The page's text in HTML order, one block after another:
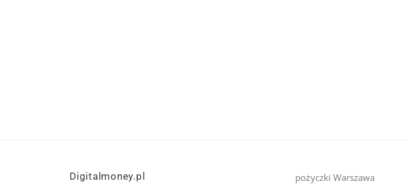
pożyczki Warszawa
Digitalmoney.pl